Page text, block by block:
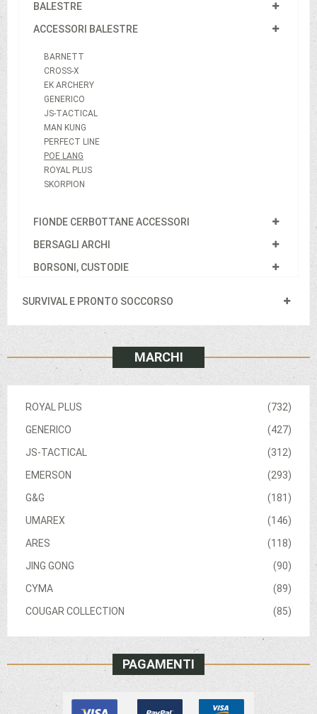
BALESTRE
ACCESSORI BALESTRE
BARNETT
CROSS-X
EK ARCHERY
GENERICO
JS-TACTICAL
MAN KUNG
PERFECT LINE
POE LANG
ROYAL PLUS
SKORPION
FIONDE CERBOTTANE ACCESSORI
BERSAGLI ARCHI
BORSONI, CUSTODIE
SURVIVAL E PRONTO SOCCORSO
MARCHI
(732)
ROYAL PLUS
(427)
GENERICO
(312)
JS-TACTICAL
(293)
EMERSON
(181)
G&G
(146)
UMAREX
(118)
ARES
(90)
JING GONG
(89)
CYMA
(85)
COUGAR COLLECTION
PAGAMENTI